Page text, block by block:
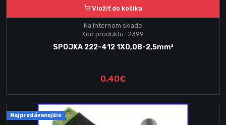
Vložiť do košika
Na internom sklade
Kód produktu : 2399
SPOJKA 222-412 1X0,08-2,5mm²
0.40€
Najpredávanejšie